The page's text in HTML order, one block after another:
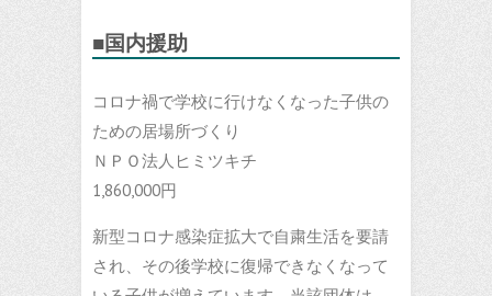
■国内援助
コロナ禍で学校に行けなくなった子供の
ための居場所づくり
ＮＰＯ法人ヒミツキチ
1,860,000円
新型コロナ感染症拡大で自粛生活を要請
され、その後学校に復帰できなくなって